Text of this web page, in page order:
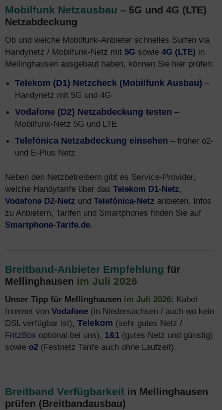
Mobilfunk Netzausbau – 5G und 4G (LTE)
Netzabdeckung
Ob und welche Mobilfunk-Anbieter schnelles Surfen via
Handynetz / Mobilfunk-Netz mit 5G sowie 4G (LTE) in
Mellinghausen ausgebaut haben, können Sie hier prüfen:
Telekom (D1) Netzcheck (Mobilfunk Ausbau) –
Handynetz mit 5G und 4G
Vodafone (D2) Netzabdeckung testen –
Mobilfunk-Netz 5G und LTE
Telefónica Netzabdeckung einsehen – früher o2-
und E-Plus Netz
Neben den Netzbetreibern gibt es Service-Provider,
welche Handytarife über das Telekom D1-Netz,
Vodafone D2-Netz und Telefónica-Netz anbieten. Infos
zu Anbietern, Tarifen und Smartphones finden Sie auf
Smartphone-Tarife.de.
Breitband-Anbieter Empfehlung für
Mellinghausen im Juli 2026
Unser Tipp für Mellinghausen im Juli 2026: Kabel
Internet von Vodafone (in Niedersachsen / auch wo kein
DSL verfügbar ist), Telekom (sehr gutes Netz /
FritzBox optional bei uns), 1&1 (gutes Netz und günstig)
sowie o2 (Festnetz Tarife auch ohne Laufzeit).
Breitband Verfügbarkeit in Mellinghausen
prüfen (Breitbandausbau)